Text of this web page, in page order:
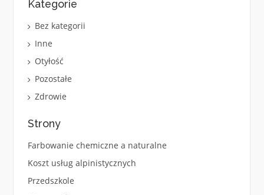
Kategorie
Bez kategorii
Inne
Otyłość
Pozostałe
Zdrowie
Strony
Farbowanie chemiczne a naturalne
Koszt usług alpinistycznych
Przedszkole